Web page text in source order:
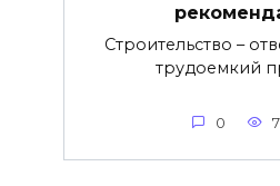
Строительство –
трудоемкий
0